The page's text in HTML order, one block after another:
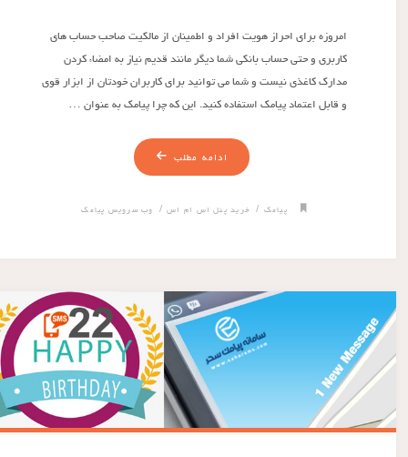
امروزه برای احراز هویت افراد و اطمینان از مالکیت صاحب حساب های
کاربری و حتی حساب بانکی شما دیگر مانند قدیم نیاز به امضاء کردن
مدارک کاغذی نیست و شما می توانید برای کاربران خودتان از ابزار قوی
و قابل اعتماد پیامک استفاده کنید. این که چرا پیامک به عنوان …
ادامه مطلب
پیامک/ خرید پنل اس ام اس / وب سرویس پیامک